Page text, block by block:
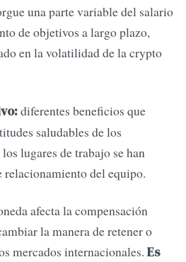
una parte variable del salario
de objetivos a largo plazo,
en la volatilidad de la crypto
diferentes beneficios que
saludables de los
lugares de trabajo se han
relacionamiento del equipo.
afecta la compensación
la manera de retener o
mercados internacionales. Es